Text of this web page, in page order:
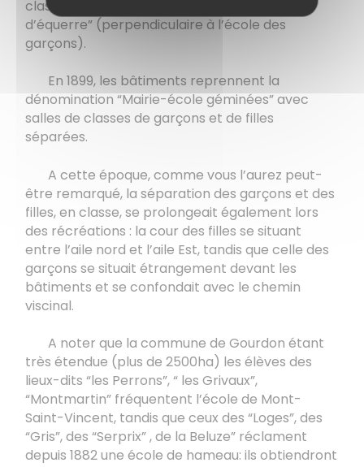
classe dédiée aux filles (aile “Est”) “en retour
d’équerre” (perpendiculaire à l’école des
garçons).
En 1899, les bâtiments reprennent la
dénomination “Mairie-école géminées” avec
salles de classes de garçons et de filles
séparées.
A cette époque, comme vous l’aurez peut-
être remarqué, la séparation des garçons et des
filles, en classe, se prolongeait également lors
des récréations : la cour des filles se situant
entre l’aile nord et l’aile Est, tandis que celle des
garçons se situait étrangement devant les
bâtiments et se confondait avec le chemin
viscinal.
A noter que la commune de Gourdon étant
très étendue (plus de 2500ha) les élèves des
lieux-dits “les Perrons”, “ les Grivaux”,
“Montmartin” fréquentent l’école de Mont-
Saint-Vincent, tandis que ceux des “Loges”, des
“Gris”, des “Serprix” , de la Beluze” réclament
depuis 1882 une école de hameau: ils obtiendront